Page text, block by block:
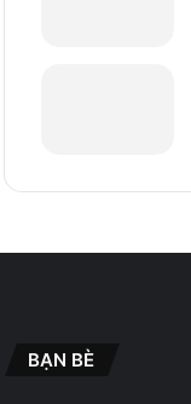
BẠN BÈ